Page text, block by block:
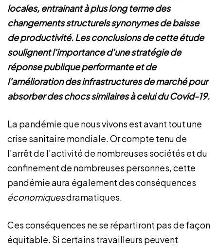
locales, entrainant à plus long terme des
changements structurels synonymes de baisse
de productivité. Les conclusions de cette étude
soulignent l’importance d’une stratégie de
réponse publique performante et de
l’amélioration des infrastructures de marché pour
absorber des chocs similaires à celui du Covid-19.
La pandémie que nous vivons est avant tout une
crise sanitaire mondiale. Or compte tenu de
l’arrêt de l’activité de nombreuses sociétés et du
confinement de nombreuses personnes, cette
pandémie aura également des conséquences
économiquesdramatiques.
Ces conséquences ne se répartiront pas de façon
équitable. Si certains travailleurs peuvent